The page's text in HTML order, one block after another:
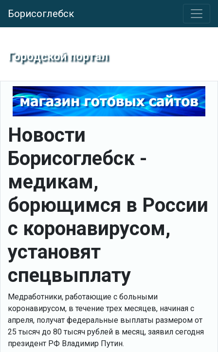
Борисоглебск
Городской портал
Новости
Борисоглебск -
медикам,
борющимся в России
с коронавирусом,
установят
спецвыплату
Медработники, работающие с больными
коронавирусом, в течение трех месяцев, начиная с
апреля, получат федеральные выплаты размером от
25 тысяч до 80 тысяч рублей в месяц, заявил сегодня
президент РФ Владимир Путин.